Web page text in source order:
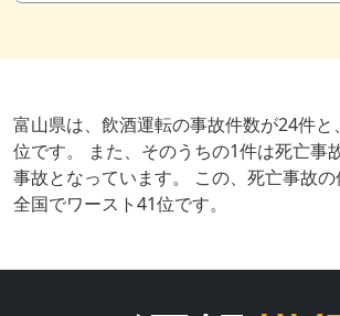
富山県は、飲酒運転の事故件数が24件
位です。 また、そのうちの1件は死亡事
事故となっています。 この、死亡事故
全国でワースト41位です。